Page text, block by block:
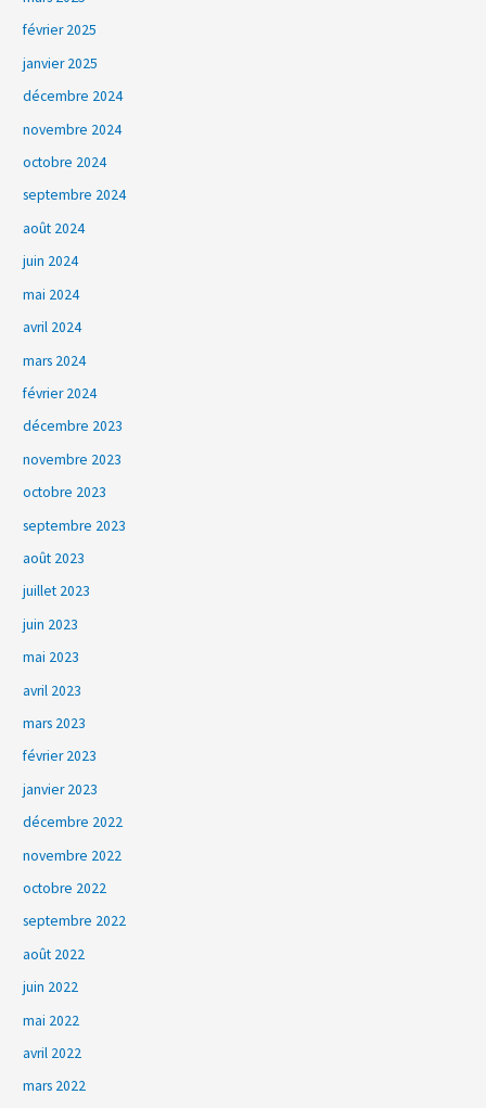
février 2025
janvier 2025
décembre 2024
novembre 2024
octobre 2024
septembre 2024
août 2024
juin 2024
mai 2024
avril 2024
mars 2024
février 2024
décembre 2023
novembre 2023
octobre 2023
septembre 2023
août 2023
juillet 2023
juin 2023
mai 2023
avril 2023
mars 2023
février 2023
janvier 2023
décembre 2022
novembre 2022
octobre 2022
septembre 2022
août 2022
juin 2022
mai 2022
avril 2022
mars 2022